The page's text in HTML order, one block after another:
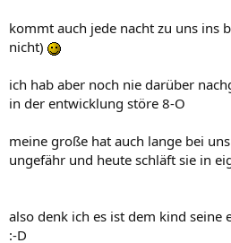
kommt auch jede nacht zu uns ins
nicht)
ich hab aber noch nie darüber
in der entwicklung störe 8-O
meine große hat auch lange bei
ungefähr und heute schläft sie in
also denk ich es ist dem kind seine
:-D